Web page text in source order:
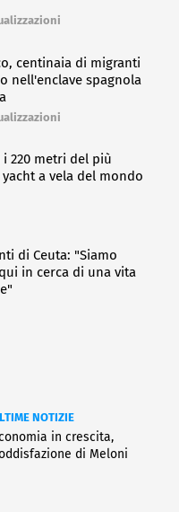
centinaia di migranti
nell'enclave spagnola
i 220 metri del più
a vela del mondo
di Ceuta: "Siamo
in cerca di una vita
NOTIZIE
in crescita,
di Meloni